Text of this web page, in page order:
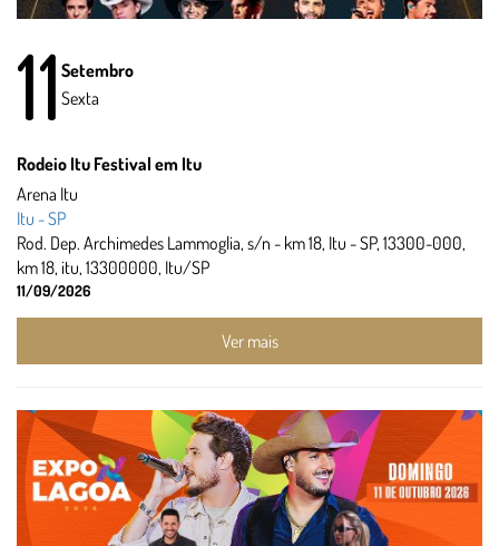
11 Setembro
Sexta
Rodeio Itu Festival em Itu
Arena Itu
Itu - SP
Rod. Dep. Archimedes Lammoglia, s/n - km 18, Itu - SP, 13300-000,
km 18, itu, 13300000, Itu/SP
11/09/2026
Ver mais